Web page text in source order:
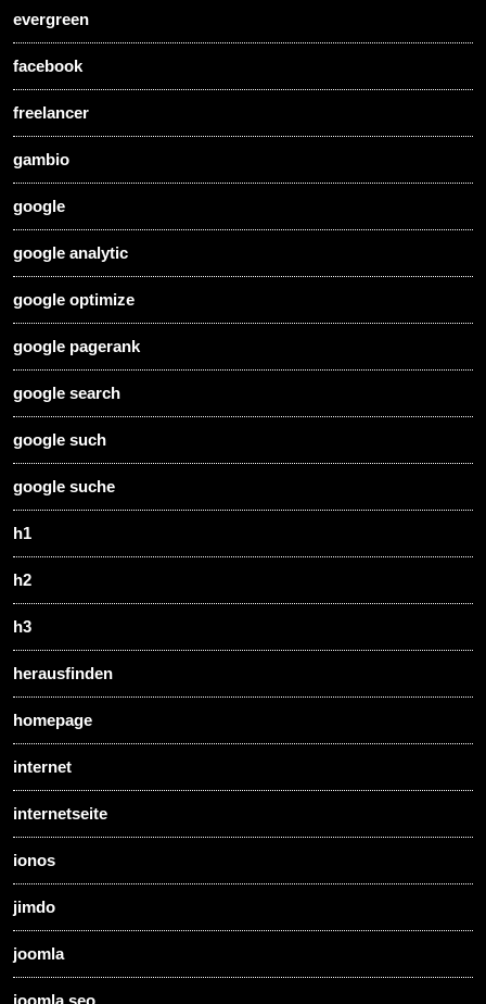
evergreen
facebook
freelancer
gambio
google
google analytic
google optimize
google pagerank
google search
google such
google suche
h1
h2
h3
herausfinden
homepage
internet
internetseite
ionos
jimdo
joomla
joomla seo